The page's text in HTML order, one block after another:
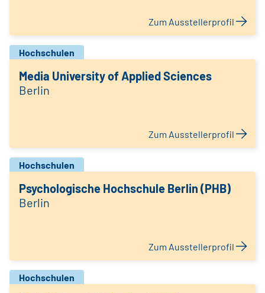
Zum Ausstellerprofil
Hochschulen
Media University of Applied Sciences
Berlin
Zum Ausstellerprofil
Hochschulen
Psychologische Hochschule Berlin (PHB)
Berlin
Zum Ausstellerprofil
Hochschulen